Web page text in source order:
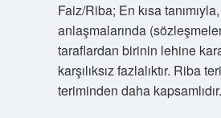
Faiz/Riba; En kısa
anlaşmalarında
taraflardan birinin lehine
karşılıksız fazlalıktır. Riba
teriminden daha kapsamlıdır.